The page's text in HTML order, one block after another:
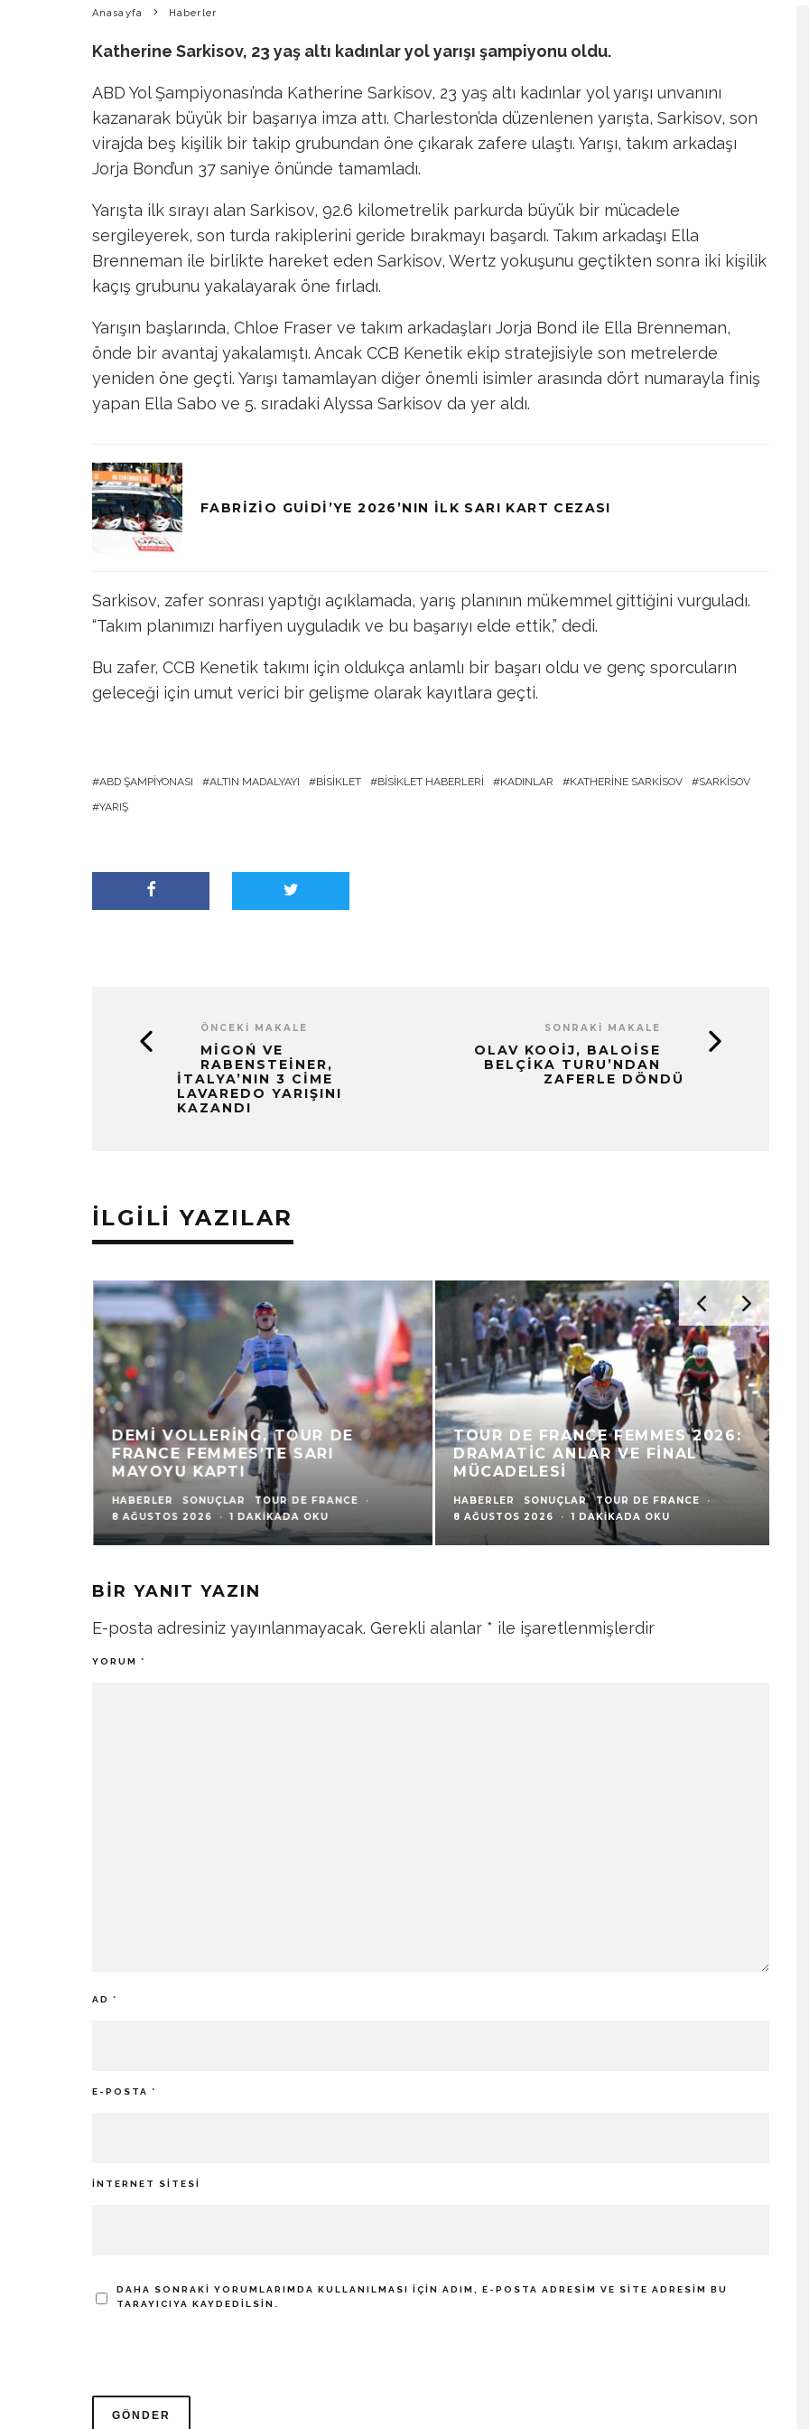
Anasayfa Haberler
Katherine Sarkisov, 23 yaş altı kadınlar yol yarışı şampiyonu oldu.
ABD Yol Şampiyonası’nda Katherine Sarkisov, 23 yaş altı kadınlar yol yarışı unvanını
kazanarak büyük bir başarıya imza attı. Charleston’da düzenlenen yarışta, Sarkisov, son
virajda beş kişilik bir takip grubundan öne çıkarak zafere ulaştı. Yarışı, takım arkadaşı
Jorja Bond’un 37 saniye önünde tamamladı.
Yarışta ilk sırayı alan Sarkisov, 92.6 kilometrelik parkurda büyük bir mücadele
sergileyerek, son turda rakiplerini geride bırakmayı başardı. Takım arkadaşı Ella
Brenneman ile birlikte hareket eden Sarkisov, Wertz yokuşunu geçtikten sonra iki kişilik
kaçış grubunu yakalayarak öne fırladı.
Yarışın başlarında, Chloe Fraser ve takım arkadaşları Jorja Bond ile Ella Brenneman,
önde bir avantaj yakalamıştı. Ancak CCB Kenetik ekip stratejisiyle son metrelerde
yeniden öne geçti. Yarışı tamamlayan diğer önemli isimler arasında dört numarayla finiş
yapan Ella Sabo ve 5. sıradaki Alyssa Sarkisov da yer aldı.
FABRIZIO GUIDI’YE 2026’NIN İLK SARI KART CEZASI
Sarkisov, zafer sonrası yaptığı açıklamada, yarış planının mükemmel gittiğini vurguladı.
“Takım planımızı harfiyen uyguladık ve bu başarıyı elde ettik,” dedi.
Bu zafer, CCB Kenetik takımı için oldukça anlamlı bir başarı oldu ve genç sporcuların
geleceği için umut verici bir gelişme olarak kayıtlara geçti.
ABD ŞAMPIYONASI ALTIN MADALYAYI BISIKLET BISIKLET HABERLERI KADINLAR KATHERINE SARKISOV
SARKISOV
YARIŞ
ÖNCEKI MAKALE
MIGOŃ VE
RABENSTEINER,
İTALYA’NIN 3 CIME
LAVAREDO YARIŞINI
KAZANDI
SONRAKI MAKALE
OLAV KOOIJ, BALOISE
BELÇIKA TURU’NDAN
ZAFERLE DÖNDÜ
İLGILI YAZILAR
DEMI VOLLERING, TOUR DE
FRANCE FEMMES’TE SARI
MAYOYU KAPTI
HABERLER SONUÇLAR TOUR DE FRANCE
8 AĞUSTOS 2026
· 1 DAKIKADA OKU
TOUR DE FRANCE FEMMES 2026:
DRAMATIC ANLAR VE FINAL
MÜCADELESI
HABERLER SONUÇLAR TOUR DE FRANCE
8 AĞUSTOS 2026
1 DAKIKADA OKU
1
BIR YANIT YAZIN
E-posta adresiniz yayınlanmayacak. Gerekli alanlar * ile işaretlenmişlerdir
YORUM *
AD *
E-POSTA *
İNTERNET SITESI
DAHA SONRAKI YORUMLARIMDA KULLANILMASI IÇIN ADIM, E-POSTA ADRESIM VE SITE ADRESIM BU
TARAYICIYA KAYDEDILSIN.